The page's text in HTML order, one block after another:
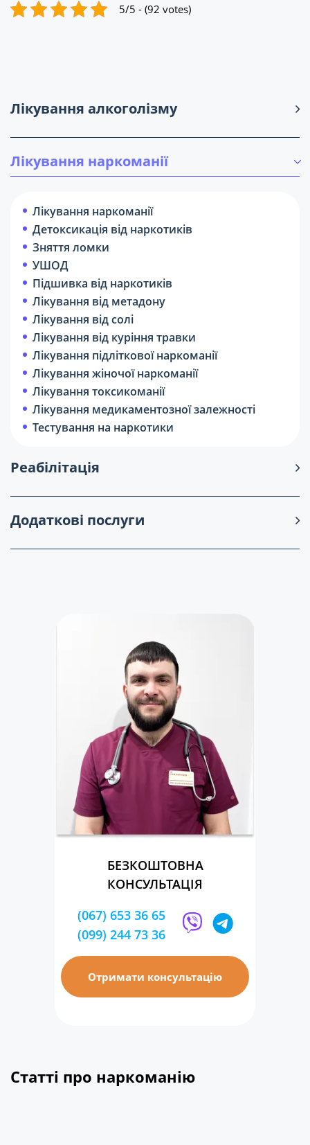
Лікування алкоголізму
Лікування наркоманії
Лікування наркоманії
Детоксикація від наркотиків
Зняття ломки
УШОД
Підшивка від наркотиків
Лікування від метадону
Лікування від солі
Лікування від куріння травки
Лікування підліткової наркоманії
Лікування жіночої наркоманії
Лікування токсикоманії
Лікування медикаментозної залежності
Тестування на наркотики
Реабілітація
Додаткові послуги
БЕЗКОШТОВНА
КОНСУЛЬТАЦІЯ
(067) 653 36 65
(099) 244 73 36
Отримати консультацію
Статті про наркоманію
5/5 - (92 votes)